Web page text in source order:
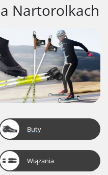
Nartorolkach
Buty
Wiązania